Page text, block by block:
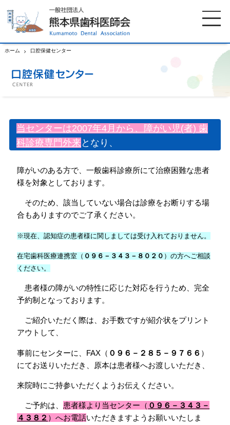
ホーム 口腔保健センター
当センターは2007年4月から、障がい児(者) 歯
科診療専門外来となり、
障がいのある⽅で、⼀般⻭科診療所にて治療困難な患者
様を対象としております。
そのため、該当していない場合は診療をお断りする場
合もありますのでご了承ください。
※現在、認知症の患者様に関しましては受け入れておりません。
在宅歯科医療連携室（ ０９６－３４３－８０２０ ）の方へご相談
ください。
患者様の障がいの特性に応じた対応を行うため、完全
予約制となっております。
ご紹介いただく際は、お手数ですが紹介状をプリント
アウトして、
事前にセンターに、FAX（ ０９６－２８５－９７６６ ）
にてお送りいただき、原本は患者様へお渡しいただき、
来院時にご持参いただくようお伝えください。
ご予約は、 患者様より当センター（ ０９６－３４３－
４３８２ ）へお電話いただきますようお願いいたしま
ホーム 歯科医師会について
歯科医院検索 休日当番医
イベント案内
お知らせ 口腔保健センター
国保組合からのお知らせ 熊本歯科衛生士専門学院
会員専用ページ プライバシーポリシー
サイトマップ